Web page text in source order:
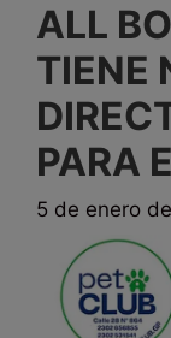
ALL
TIENE
PARA
5 de enero